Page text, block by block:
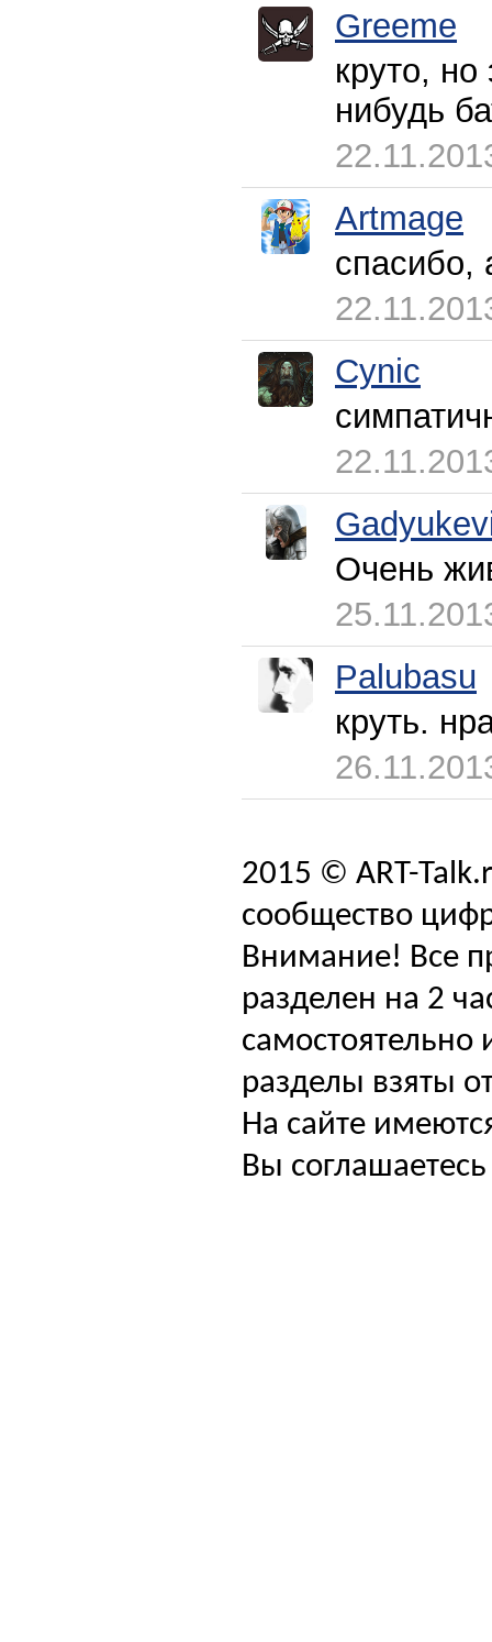
Greeme
круто,
нибудь
Artmage
спасибо,
Cynic
Очень
Palubasu
круть.
2015 © ART-
сообщество
Внимание! Все
разделен на 2
самостоятельно
разделы взяты
На сайте
Вы